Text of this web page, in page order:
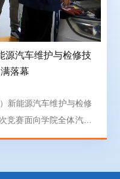
源汽车维护与检修技
落幕
新能源汽车维护与检修
竞赛面向学院全体汽车
，共有5支优秀队伍晋
统故障诊断等行业核心